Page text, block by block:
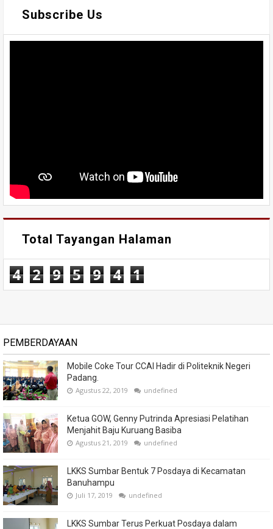
Subscribe Us
Total Tayangan Halaman
4 2 9 5 9 4 1
PEMBERDAYAAN
Mobile Coke Tour CCAI Hadir di Politeknik Negeri
Padang.
Agustus 22, 2019 undefined
Ketua GOW, Genny Putrinda Apresiasi Pelatihan
Menjahit Baju Kuruang Basiba
Agustus 21, 2019 undefined
LKKS Sumbar Bentuk 7 Posdaya di Kecamatan
Banuhampu
Juli 17, 2019 undefined
LKKS Sumbar Terus Perkuat Posdaya dalam